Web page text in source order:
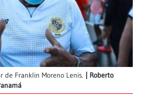
de Franklin Moreno Lenis.
Roberto